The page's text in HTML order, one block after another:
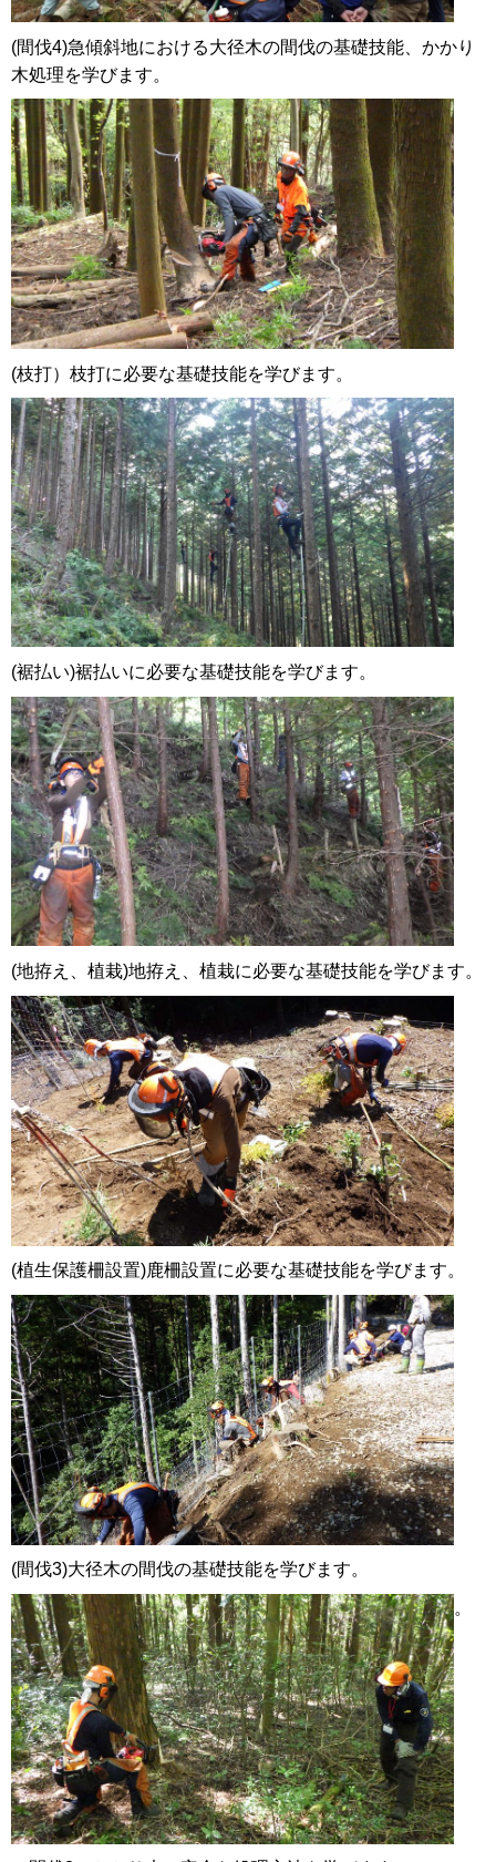
(間伐4)急傾斜地における大径木の間伐の基礎技能、かかり
木処理を学びます。
(枝打）枝打に必要な基礎技能を学びます。
(裾払い)裾払いに必要な基礎技能を学びます。
(地拵え、植栽)地拵え、植栽に必要な基礎技能を学びます。
(植生保護柵設置)鹿柵設置に必要な基礎技能を学びます。
(間伐3)大径木の間伐の基礎技能を学びます。
。